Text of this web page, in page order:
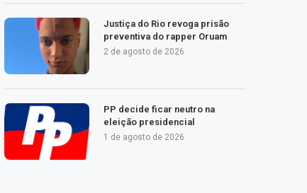
Justiça do Rio revoga prisão
preventiva do rapper Oruam
2 de agosto de 2026
PP decide ficar neutro na
eleição presidencial
1 de agosto de 2026